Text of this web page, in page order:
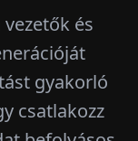
és
gyakorló
csatlakozz